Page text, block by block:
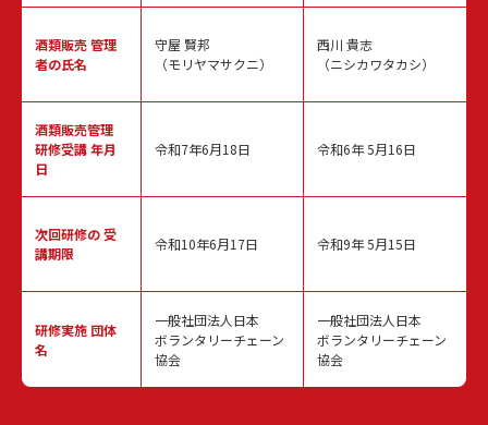
酒類販売管理
者の氏名
酒類販売管理
研修受講 年月
日
次回研修の受
講期限
研修実施 団体
名
守屋 賢邦
（モリヤマサクニ）
令和7年6月18日
令和10年6月17日
一般社団法人日本
ボランタリーチェーン
協会
西川 貴志
（ニシカワタカシ）
令和6年 5月16日
令和9年 5月15日
一般社団法人日本
ボランタリーチェーン
協会